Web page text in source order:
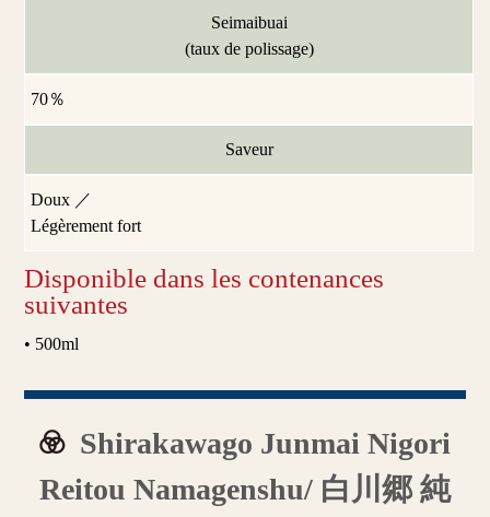
Seimaibuai
(taux de polissage)
70％
Saveur
Doux ／
Légèrement fort
Disponible dans les contenances
suivantes
• 500ml
Shirakawago Junmai Nigori
Reitou Namagenshu/ 白川郷 純